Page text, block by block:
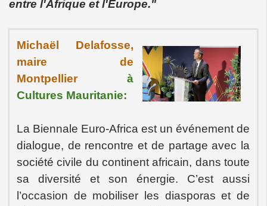
entre l'Afrique et l'Europe."
Michaël Delafosse,
maire de
Montpellier
à
Cultures Mauritanie:
La Biennale Euro-Africa est un événement de
dialogue, de rencontre et de partage avec la
société civile du continent africain, dans toute
sa diversité et son énergie. C’est aussi
l’occasion de mobiliser les diasporas et de